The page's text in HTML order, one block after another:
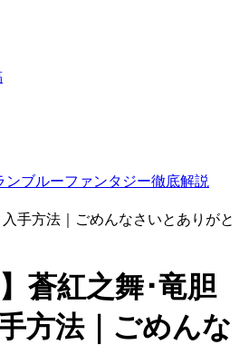
ブルーファンタジー徹底解説
手方法｜ごめんなさいとありがと
蒼紅之舞･竜胆
方法｜ごめんな